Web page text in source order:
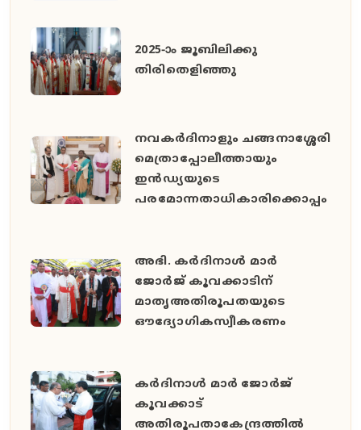
2025-ാം ജൂബിലിക്കു
തിരിതെളിഞ്ഞു
നവകർദിനാളും ചങ്ങനാശ്ശേരി
മെത്രാപ്പോലീത്തായും
ഇൻഡ്യയുടെ
പരമോന്നതാധികാരിക്കൊപ്പം
അഭി. കർദിനാൾ മാർ
ജോർജ് കൂവക്കാടിന്
മാതൃഅതിരൂപതയുടെ
ഔദ്യോഗികസ്വീകരണം
കർദിനാൾ മാർ ജോർജ്
കൂവക്കാട്
അതിരൂപതാകേന്ദ്രത്തിൽ